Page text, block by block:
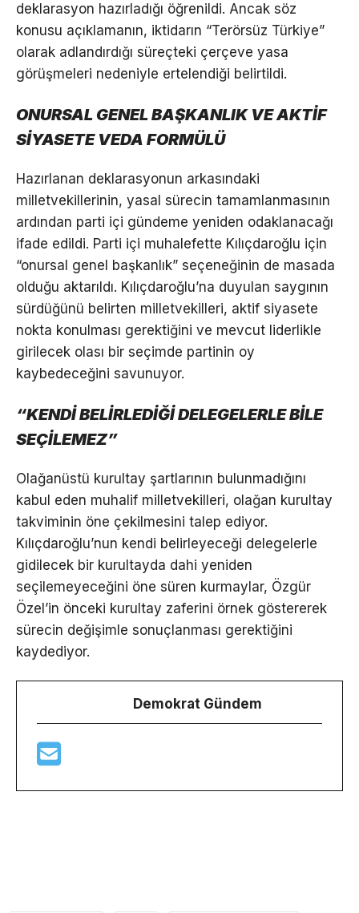
deklarasyon hazırladığı öğrenildi. Ancak söz
konusu açıklamanın, iktidarın “Terörsüz Türkiye”
olarak adlandırdığı süreçteki çerçeve yasa
görüşmeleri nedeniyle ertelendiği belirtildi.
ONURSAL GENEL BAŞKANLIK VE AKTİF
SİYASETE VEDA FORMÜLÜ
Hazırlanan deklarasyonun arkasındaki
milletvekillerinin, yasal sürecin tamamlanmasının
ardından parti içi gündeme yeniden odaklanacağı
ifade edildi. Parti içi muhalefette Kılıçdaroğlu için
“onursal genel başkanlık” seçeneğinin de masada
olduğu aktarıldı. Kılıçdaroğlu’na duyulan saygının
sürdüğünü belirten milletvekilleri, aktif siyasete
nokta konulması gerektiğini ve mevcut liderlikle
girilecek olası bir seçimde partinin oy
kaybedeceğini savunuyor.
“KENDİ BELİRLEDİĞİ DELEGELERLE BİLE
SEÇİLEMEZ”
Olağanüstü kurultay şartlarının bulunmadığını
kabul eden muhalif milletvekilleri, olağan kurultay
takviminin öne çekilmesini talep ediyor.
Kılıçdaroğlu’nun kendi belirleyeceği delegelerle
gidilecek bir kurultayda dahi yeniden
seçilemeyeceğini öne süren kurmaylar, Özgür
Özel’in önceki kurultay zaferini örnek göstererek
sürecin değişimle sonuçlanması gerektiğini
kaydediyor.
Demokrat Gündem